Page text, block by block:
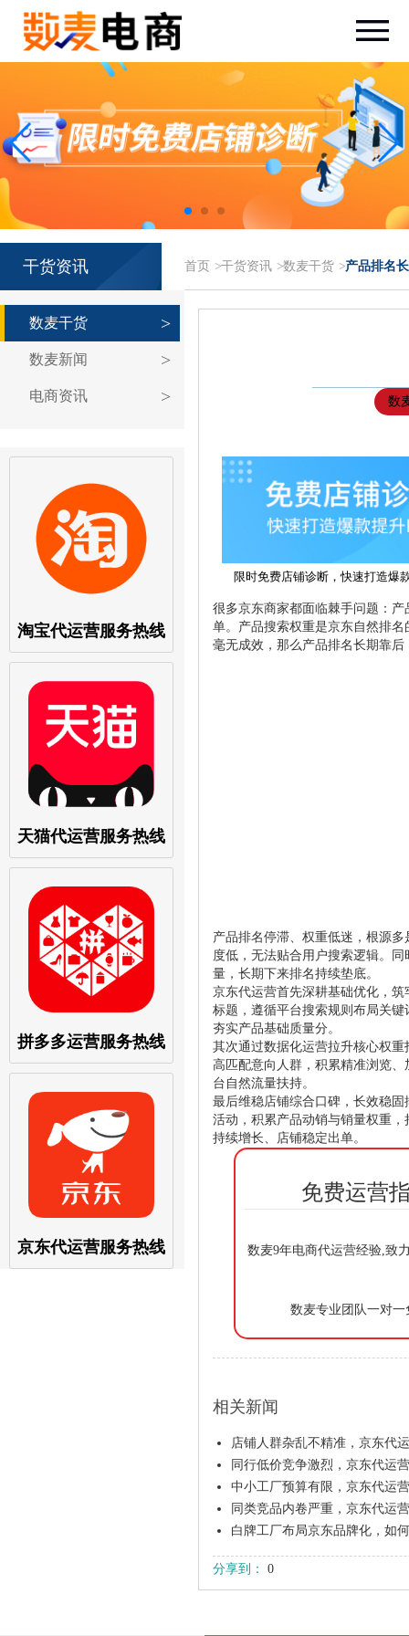
干货资讯
数麦干货
数麦新闻
电商资讯
淘宝代运营服务热线
天猫代运营服务热线
拼多多运营服务热线
京东代运营服务热线
首页 >干货资讯 >数麦干货 >产品排名长
数
限时免费店铺诊断，快速打造爆
很多京东商家都面临棘手问题：
单。产品搜索权重是京东自然排
毫无成效，那么产品排名长期靠后
产品排名停滞、权重低迷，根源
度低，无法贴合用户搜索逻辑。
量，长期下来排名持续垫底。
京东代运营首先深耕基础优化，
标题，遵循平台搜索规则布局关
夯实产品基础质量分。
其次通过数据化运营拉升核心权
高匹配意向人群，积累精准浏览
台自然流量扶持。
最后维稳店铺综合口碑，长效稳
活动，积累产品动销与销量权重
持续增长、店铺稳定出单。
免费运营
数麦9年电商代运营经验,致
数麦专业团队一对
相关新闻
店铺人群杂乱不精准，京东代
同行低价竞争激烈，京东代运
中小工厂预算有限，京东代运
同类竞品内卷严重，京东代运
白牌工厂布局京东品牌化，如
分享到： 0